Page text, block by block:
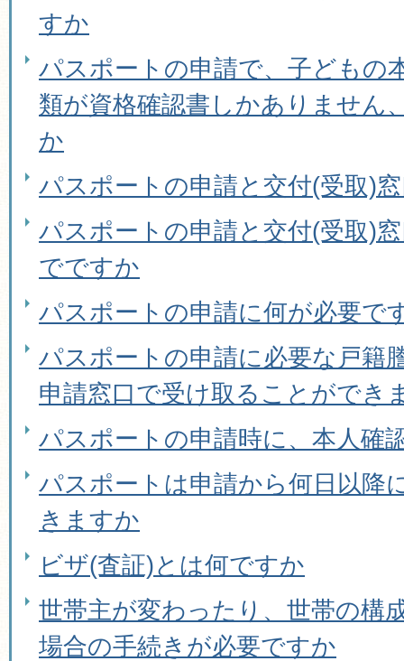
すか
パスポートの申請で、子どもの
類が資格確認書しかありません
か
パスポートの申請と交付(受取)
パスポートの申請と交付(受取)
でですか
パスポートの申請に何が必要で
パスポートの申請に必要な戸籍
申請窓口で受け取ることができ
パスポートの申請時に、本人確
パスポートは申請から何日以降
きますか
ビザ(査証)とは何ですか
世帯主が変わったり、世帯の構
場合の手続きが必要ですか